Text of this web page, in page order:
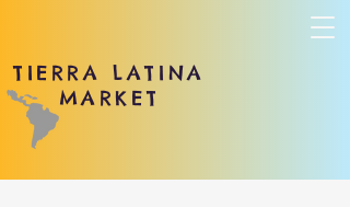
TIERRA LATINA
MARKET